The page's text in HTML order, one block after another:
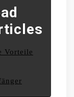
Vorteile